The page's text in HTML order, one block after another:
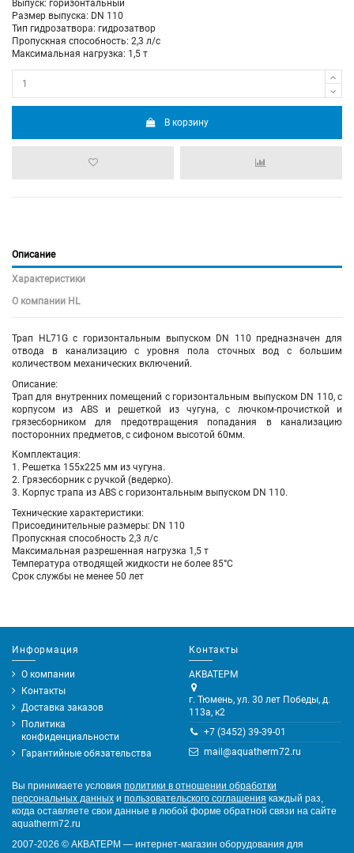
Выпуск: горизонтальный
Размер выпуска: DN 110
Тип гидрозатвора: гидрозатвор
Пропускная способность: 2,3 л/с
Максимальная нагрузка: 1,5 т
В корзину
Описание
Характеристики
О компании HL
Трап HL71G с горизонтальным выпуском DN 110 предназначен для
отвода в канализацию с уровня пола сточных вод с большим
количеством механических включений.
Описание:
Трап для внутренних помещений с горизонтальным выпуском DN 110, с
корпусом из ABS и решеткой из чугуна, с лючком-прочисткой и
грязесборником для предотвращения попадания в канализацию
посторонних предметов, с сифоном высотой 60мм.
Комплектация:
1. Решетка 155х225 мм из чугуна.
2. Грязесборник с ручкой (ведерко).
3. Корпус трапа из ABS с горизонтальным выпуском DN 110.
Технические характеристики:
Присоединительные размеры: DN 110
Пропускная способность 2,3 л/с
Максимальная разрешенная нагрузка 1,5 т
Температура отводящей жидкости не более 85°С
Срок службы не менее 50 лет
Информация
О компании
Контакты
Доставка заказов
Политика
конфиденциальности
Гарантийные обязательства
Контакты
АКВАТЕРМ
г. Тюмень, ул. 30 лет Победы, д.
113а, к2
+7 (3452) 39-39-01
mail@aquatherm72.ru
Вы принимаете условия политики в отношении обработки
персональных данных и пользовательского соглашения каждый раз,
когда оставляете свои данные в любой форме обратной связи на сайте
aquatherm72.ru
2007-2026 © АКВАТЕРМ — интернет-магазин оборудования для